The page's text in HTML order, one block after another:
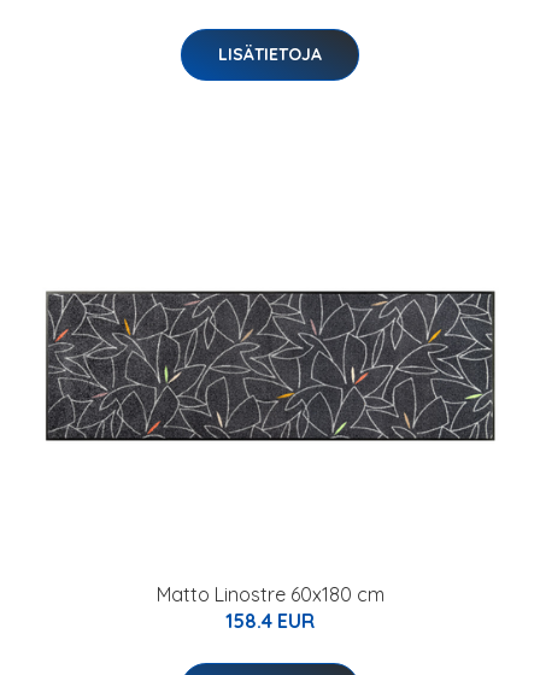
LISÄTIETOJA
Matto Linostre 60x180 cm
158.4 EUR